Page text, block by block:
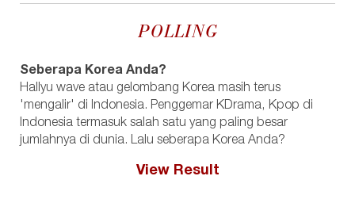
POLLING
Seberapa Korea Anda?
Hallyu wave atau gelombang Korea masih terus
'mengalir' di Indonesia. Penggemar KDrama, Kpop di
Indonesia termasuk salah satu yang paling besar
jumlahnya di dunia. Lalu seberapa Korea Anda?
View Result